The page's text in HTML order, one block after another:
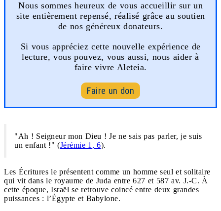
Nous sommes heureux de vous accueillir sur un
site entièrement repensé, réalisé grâce au soutien
de nos généreux donateurs.
Si vous appréciez cette nouvelle expérience de
lecture, vous pouvez, vous aussi, nous aider à
faire vivre Aleteia.
Faire un don
"Ah ! Seigneur mon Dieu ! Je ne sais pas parler, je suis
un enfant !" (Jérémie 1, 6).
Les Écritures le présentent comme un homme seul et solitaire
qui vit dans le royaume de Juda entre 627 et 587 av. J.-C. À
cette époque, Israël se retrouve coincé entre deux grandes
puissances : l’Égypte et Babylone.